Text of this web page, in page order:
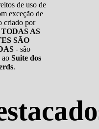
de uso de
exceção de
criado por
TODAS AS
SÃO
- são
aoSuite dos
.